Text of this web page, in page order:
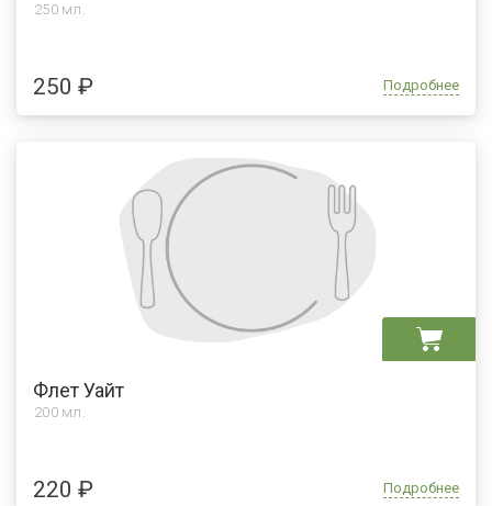
250 мл.
250 ₽ Подробнее
Флет Уайт
200 мл.
220 ₽ Подробнее